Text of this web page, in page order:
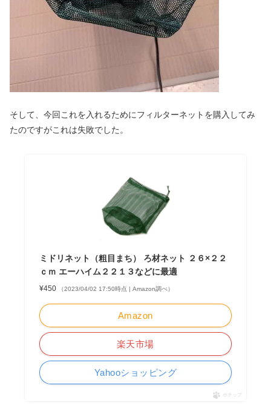
そして、今回これを入れるためにフィルターネットを購入してみ
たのですがこれは失敗でした。
ミドリネット（粗目まち） ろ材ネット ２６×２２
ｃｍ エーハイム２２１３などに最適
¥450 （2023/04/02 17:50時点 | Amazon調べ）
Amazon
楽天市場
Yahooショッピング
ポチップ